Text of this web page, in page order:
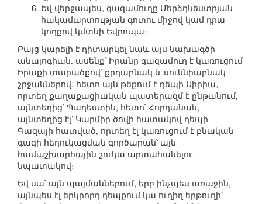
Եվ վերջապես, գազամուղը Մերձդնեստրյան
հակամարտության գոտու միջով կամ դրա
կողքով կմտնի Եվրոպա։
Բայց կարելի է դիտարկել նաև այս նախագծի
անալոգիան. ասենք՝ Իրանը գազամուղ է կառուցում
Իրաքի տարածքով՝ քրդաբնակ և սուննիաբնակ
շրջաններով, հետո այն թեքում է դեպի Սիրիա,
որտեղ քաղաքացիական պատերազմ է ընթանում,
այնտեղից՝ Պաղեստին, հետո՝ Հորդանան,
այնտեղից էլ՝ Կարմիր ծովի հատակով դեպի
Գազայի հատված, որտեղ էլ կառուցում է բնական
գազի հեղուկացման գործարան՝ այն
համաշխարհային շուկա արտահանելու
նպատակով։
Եվ սա՝ այն պայմաններում, երբ ինչպես առաջին,
այնպես էլ երկրորդ դեպքում կա ուղիղ երթուղի՝